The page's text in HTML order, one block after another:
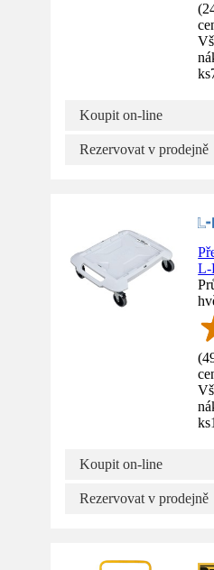
(
ks
Koupit on-line
Rezervovat v prodejně
L-
(
ks
Koupit on-line
Rezervovat v prodejně